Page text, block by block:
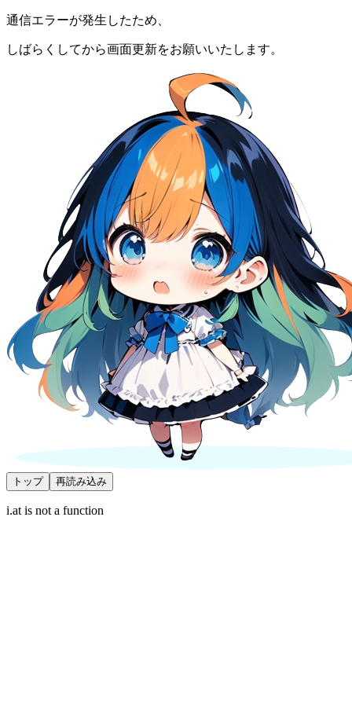
通信エラーが発生したため、
しばらくしてから画面更新をお願いいたします。
トップ 再読み込み
i.at is not a function